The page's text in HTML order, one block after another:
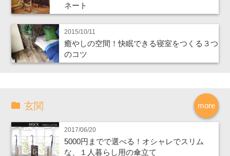
ネート
2015/10/11
癒やしの空間！快眠できる寝室をつくる３つ
のコツ
more
玄関
2017/06/20
5000円までで選べる！オシャレでスリム
な、１人暮らし用の傘立て